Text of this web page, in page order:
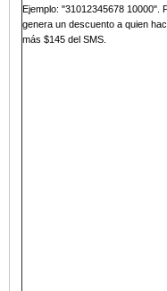
Ejemplo: "31012345678 10000".
genera un descuento a quien
más $145 del SMS